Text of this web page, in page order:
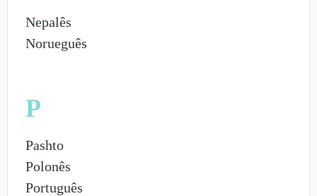
Nepalês
Norueguês
P
Pashto
Polonês
Português